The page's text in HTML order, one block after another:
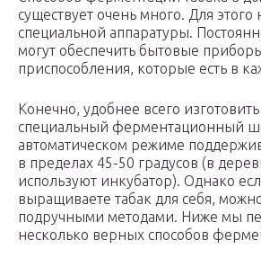
существует очень много. Для этого
специальной аппаратуры.
могут обеспечить бытовые
приспособления, которые есть в
Конечно, удобнее всего
специальный ферментационный
автоматическом режиме
в пределах 45-50 градусов (в
используют инкубатор). Однако
выращиваете табак для себя,
подручными методами. Ниже мы
несколько верных способов